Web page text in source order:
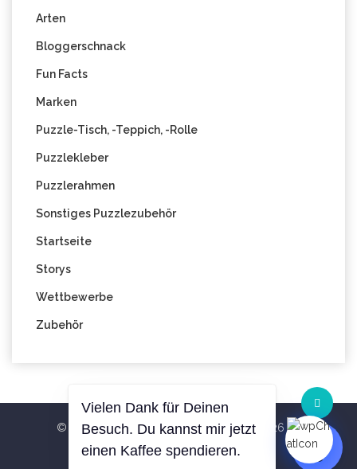
Arten
Bloggerschnack
Fun Facts
Marken
Puzzle-Tisch, -Teppich, -Rolle
Puzzlekleber
Puzzlerahmen
Sonstiges Puzzlezubehör
Startseite
Storys
Wettbewerbe
Zubehör
© All Right Reserved Blog PuzzleWelt 2026
ThemeHemila ByRS WP THEMES
Vielen Dank für Deinen
einen Kaffee spendieren.